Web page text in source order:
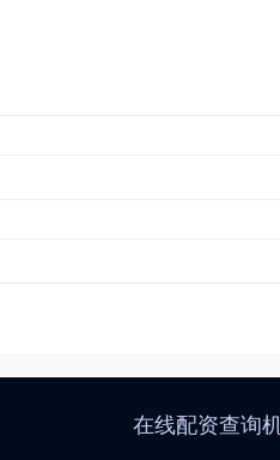
在线配资查询